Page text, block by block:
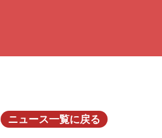
ニュース一覧に戻る